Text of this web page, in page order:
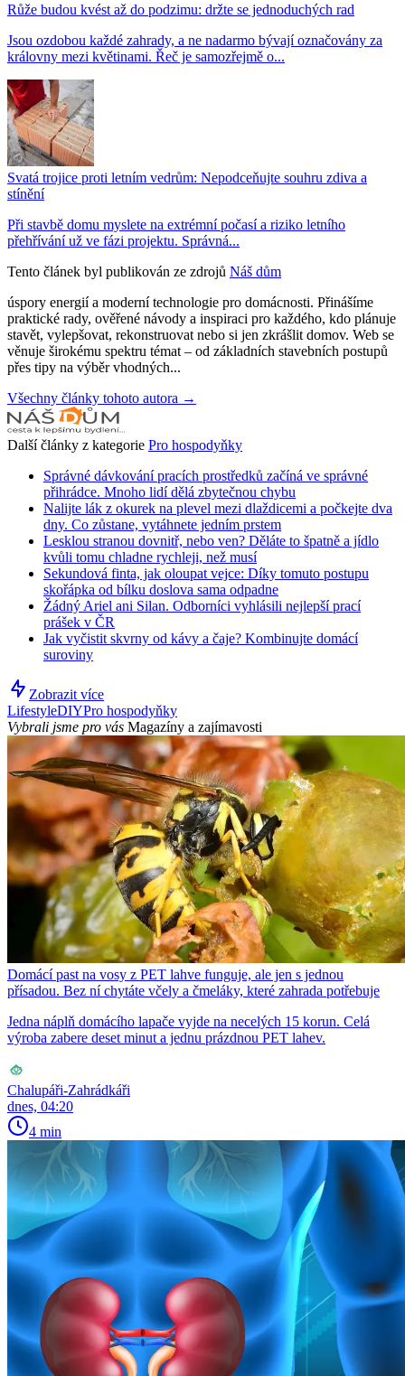
Růže budou kvést až do podzimu: držte se jednoduchých rad
Jsou ozdobou každé zahrady, a ne nadarmo bývají označovány za
královny mezi květinami. Řeč je samozřejmě o...
Svatá trojice proti letním vedrům: Nepodceňujte souhru zdiva a
stínění
Při stavbě domu myslete na extrémní počasí a riziko letního
přehřívání už ve fázi projektu. Správná...
Tento článek byl publikován ze zdrojů Náš dům
úspory energií a moderní technologie pro domácnosti. Přinášíme
praktické rady, ověřené návody a inspiraci pro každého, kdo plánuje
stavět, vylepšovat, rekonstruovat nebo si jen zkrášlit domov. Web se
věnuje širokému spektru témat – od základních stavebních postupů
přes tipy na výběr vhodných...
Všechny články tohoto autora →
Další články z kategorie Pro hospodyňky
Správné dávkování pracích prostředků začíná ve správné
přihrádce. Mnoho lidí dělá zbytečnou chybu
Nalijte lák z okurek na plevel mezi dlaždicemi a počkejte dva
dny. Co zůstane, vytáhnete jedním prstem
Lesklou stranou dovnitř, nebo ven? Děláte to špatně a jídlo
kvůli tomu chladne rychleji, než musí
Sekundová finta, jak oloupat vejce: Díky tomuto postupu
skořápka od bílku doslova sama odpadne
Žádný Ariel ani Silan. Odborníci vyhlásili nejlepší prací
prášek v ČR
Jak vyčistit skvrny od kávy a čaje? Kombinujte domácí
suroviny
Zobrazit více
LifestyleDIYPro hospodyňky
Vybrali jsme pro vás Magazíny a zajímavosti
Domácí past na vosy z PET lahve funguje, ale jen s jednou
přísadou. Bez ní chytáte včely a čmeláky, které zahrada potřebuje
Jedna náplň domácího lapače vyjde na necelých 15 korun. Celá
výroba zabere deset minut a jednu prázdnou PET lahev.
Chalupáři-Zahrádkáři
dnes, 04:20
4 min